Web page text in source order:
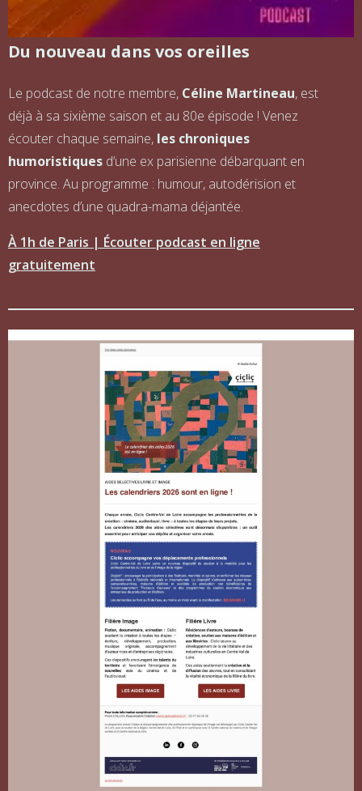
Du nouveau dans vos oreilles
Le podcast de notre membre, Céline Martineau, est
déjà à sa sixième saison et au 80e épisode ! Venez
écouter chaque semaine, les chroniques
humoristiques d’une ex parisienne débarquant en
province. Au programme : humour, autodérision et
anecdotes d’une quadra-mama déjantée.
À 1h de Paris | Écouter podcast en ligne
gratuitement